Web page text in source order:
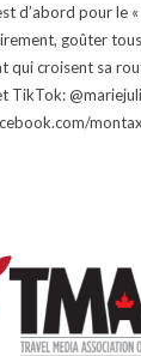
d’abord pour le
goûter
qui croisent sa
TikTok: